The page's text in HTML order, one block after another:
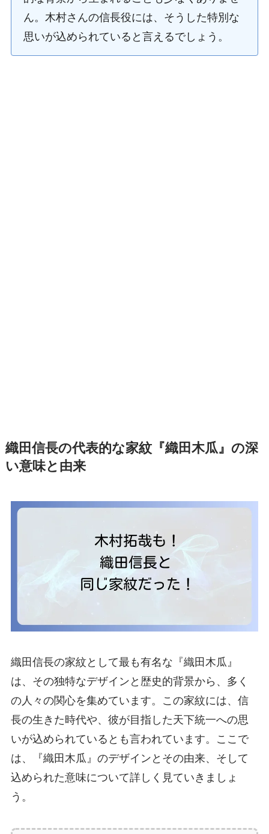
ん。木村さんの信長役には、そうした特別な
思いが込められていると言えるでしょう。
織田信長の代表的な家紋『織田木瓜』の深
い意味と由来
織田信長の家紋として最も有名な『織田木瓜』
は、その独特なデザインと歴史的背景から、多く
の人々の関心を集めています。この家紋には、信
長の生きた時代や、彼が目指した天下統一への思
いが込められているとも言われています。ここで
は、『織田木瓜』のデザインとその由来、そして
込められた意味について詳しく見ていきましょ
う。